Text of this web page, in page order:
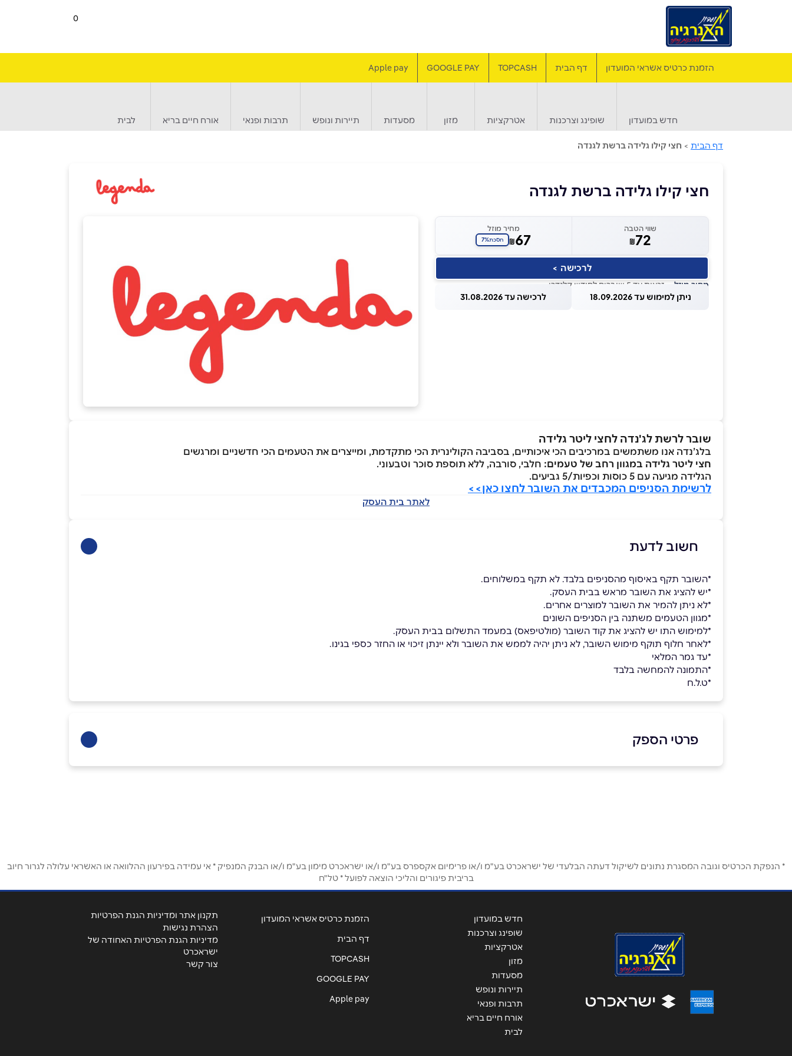
0
הזמנת כרטיס אשראי המועדון דף הבית TOPCASH
GOOGLE PAY
Apple pay
חדש במועדון שופינג וצרכנות אטרקציות מזון מסעדות תיירות ונופש תרבות ופנאי אורח חיים בריא לבית
דף הבית > חצי קילו גלידה ברשת לגנדה
חצי קילו גלידה ברשת לגנדה
שווי הטבה
₪72
מחיר מוזל
₪67 חסכת7%
לרכישה >
מחיר מוזל — זכאות עד 5 שוברים לחודש קלנדרי
ניתן למימוש עד 18.09.2026 לרכישה עד 31.08.2026
שובר לרשת לג'נדה לחצי ליטר גלידה
בלג’נדה אנו משתמשים במרכיבים הכי איכותיים, בסביבה הקולינרית הכי מתקדמת, ומייצרים את הטעמים הכי חדשניים ומרגשים
חצי ליטר גלידה במגוון רחב של טעמים: חלבי, סורבה, ללא תוספת סוכר וטבעוני.
הגלידה מגיעה עם 5 כוסות וכפיות/5 גביעים.
לרשימת הסניפים המכבדים את השובר לחצו כאן>>
לאתר בית העסק
חשוב לדעת
*השובר תקף באיסוף מהסניפים בלבד. לא תקף במשלוחים.
*יש להציג את השובר מראש בבית העסק.
*לא ניתן להמיר את השובר למוצרים אחרים.
*מגוון הטעמים משתנה בין הסניפים השונים
*למימוש התו יש להציג את קוד השובר (מולטיפאס) במעמד התשלום בבית העסק.
*לאחר חלוף תוקף מימוש השובר, לא ניתן יהיה לממש את השובר ולא יינתן זיכוי או החזר כספי בגינו.
*עד גמר המלאי
*התמונה להמחשה בלבד
*ט.ל.ח
פרטי הספק
אימייל*
אנא חזרו אלי בקשר ל...
*
* הנפקת הכרטיס וגובה המסגרת נתונים לשיקול דעתה הבלעדי של ישראכרט בע"מ ו/או פרימיום אקספרס בע"מ ו/או ישראכרט מימון בע"מ ו/או הבנק המנפיק * אי עמידה בפירעון ההלוואה או האשראי עלולה לגרור חיוב
בריבית פיגורים והליכי הוצאה לפועל * טל"ח
חדש במועדון
שופינג וצרכנות
אטרקציות
מזון
מסעדות
תיירות ונופש
תרבות ופנאי
אורח חיים בריא
לבית
הזמנת כרטיס אשראי המועדון
דף הבית
TOPCASH
GOOGLE PAY
Apple pay
תקנון אתר ומדיניות הגנת הפרטיות
הצהרת נגישות
מדיניות הגנת הפרטיות האחודה של
ישראכרט
צור קשר